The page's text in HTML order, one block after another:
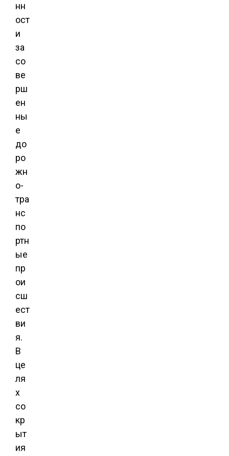
нн
ост
и
за
со
ве
рш
ен
ны
е
до
ро
жн
о-
тра
нс
по
ртн
ые
пр
ои
сш
ест
ви
я.
В
це
ля
х
со
кр
ыт
ия